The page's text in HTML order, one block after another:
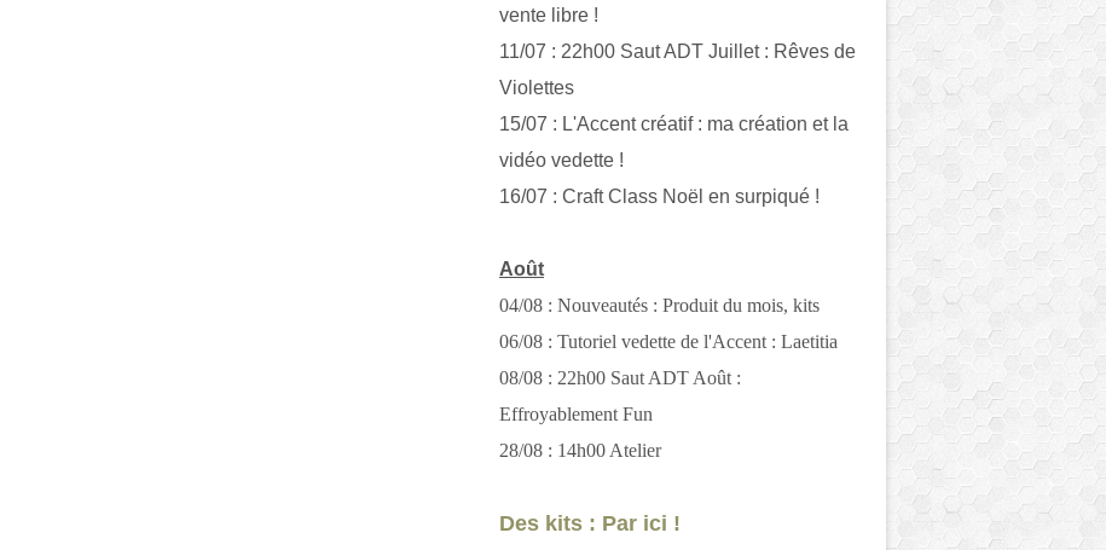
vente libre !
11/07 : 22h00 Saut ADT Juillet : Rêves de
Violettes
15/07 : L'Accent créatif : ma création et la
vidéo vedette !
16/07 : Craft Class Noël en surpiqué !
Août
04/08 : Nouveautés : Produit du mois, kits
06/08 : Tutoriel vedette de l'Accent : Laetitia
08/08 : 22h00 Saut ADT Août :
Effroyablement Fun
28/08 : 14h00 Atelier
Des kits : Par ici !